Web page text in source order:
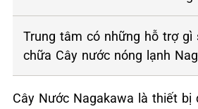
Trung tâm có những hỗ trợ gì
chữa Cây nước nóng lạnh
Cây Nước Nagakawa là thiết bị